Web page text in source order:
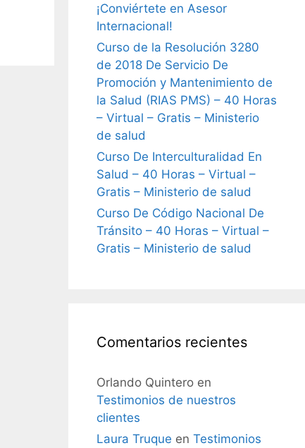
¡Conviértete en Asesor
Internacional!
Curso de la Resolución 3280
de 2018 De Servicio De
Promoción y Mantenimiento de
la Salud (RIAS PMS) – 40 Horas
– Virtual – Gratis – Ministerio
de salud
Curso De Interculturalidad En
Salud – 40 Horas – Virtual –
Gratis – Ministerio de salud
Curso De Código Nacional De
Tránsito – 40 Horas – Virtual –
Gratis – Ministerio de salud
Comentarios recientes
Orlando Quintero en
Testimonios de nuestros
clientes
Laura Truque en Testimonios